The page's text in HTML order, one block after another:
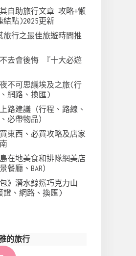
自助旅行文章 攻略+懶
結點)2025更新
旅行之最佳旅遊時間推
去會後悔 『十大必遊
夜不可思議埃及之旅(行
網路、換匯)
路建議（行程、路線、
必帶物品）
東西、必買攻略及店家
在地美食和排隊網美店
餐廳、BAR）
》潛水鯨鯊巧克力山
證、網路、換匯)
的旅行